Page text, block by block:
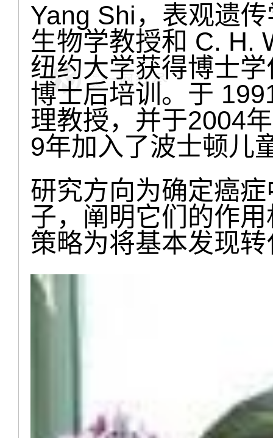
Yang Shi，表观遗
生物学教授和 C. H.
纽约大学获得博士
博士后培训。于
理教授，并于2004
9年加入了波士顿儿
研究方向为确定癌
子，阐明它们的作
策略为将基本发现